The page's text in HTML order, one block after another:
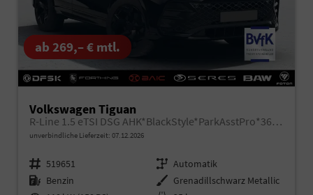
ab 269,– € mtl.
Volkswagen Tiguan
R-Line 1.5 eTSI DSG AHK*BlackStyle*ParkAsstPro*360° Kamera*Android Auto*Navi*SHZ*Matrix*HUD
unverbindliche Lieferzeit: 07.12.2026
Fahrzeugnr. 519651 Getriebe Automatik
Kraftstoff Benzin Außenfarbe Grenadillschwarz Metallic